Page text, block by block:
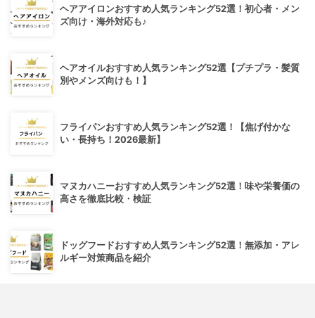
ヘアアイロンおすすめ人気ランキング52選！初心者・メン
ズ向け・海外対応も♪
ヘアオイルおすすめ人気ランキング52選【プチプラ・髪質
別やメンズ向けも！】
フライパンおすすめ人気ランキング52選！【焦げ付かな
い・長持ち！2026最新】
マヌカハニーおすすめ人気ランキング52選！味や栄養価の
高さを徹底比較・検証
ドッグフードおすすめ人気ランキング52選！無添加・アレ
ルギー対策商品を紹介